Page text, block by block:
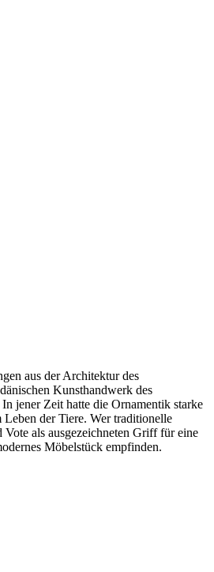
aus der Architektur des
Kunsthandwerk des
jener Zeit hatte die Ornamentik starke
der Tiere. Wer traditionelle
als ausgezeichneten Griff für eine
Möbelstück empfinden.